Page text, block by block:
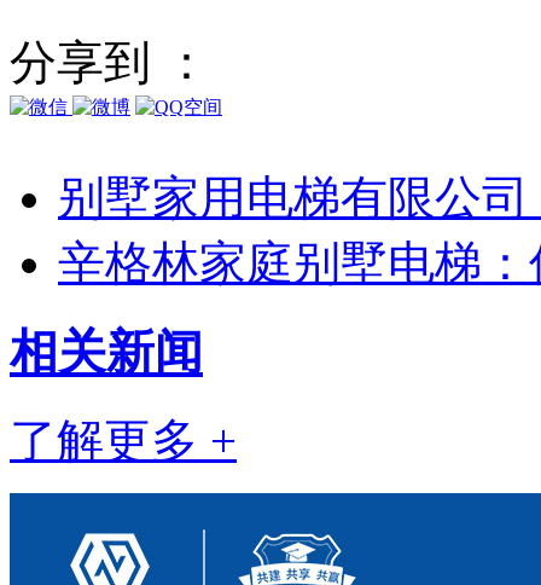
分享到 ：
别墅家用电梯有限公
辛格林家庭别墅电梯
相关新闻
了解更多 +